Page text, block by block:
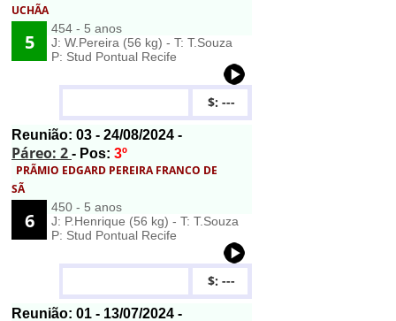
UCHÃA
5
454 - 5 anos
J: W.Pereira (56 kg) - T: T.Souza
P: Stud Pontual Recife
$: ---
Reunião: 03 - 24/08/2024 -
Páreo: 2 - Pos: 3º
PRÃMIO EDGARD PEREIRA FRANCO DE
SÃ
6
450 - 5 anos
J: P.Henrique (56 kg) - T: T.Souza
P: Stud Pontual Recife
$: ---
Reunião: 01 - 13/07/2024 -